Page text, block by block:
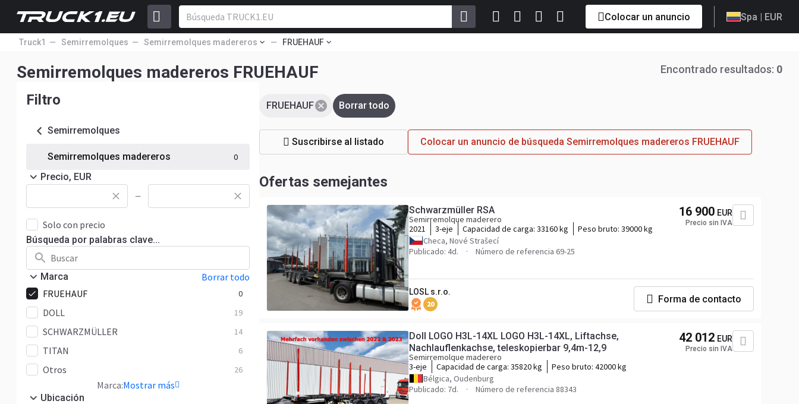
Colocar un anuncio Spa | EUR
Truck1 Semirremolques Semirremolques madereros FRUEHAUF
Semirremolques madereros FRUEHAUF Encontrado resultados: 0
Filtro
Semirremolques
Semirremolques madereros 0
Precio, EUR
—
Solo con precio
Búsqueda por palabras clave...
Marca
Borrar todo
FRUEHAUF
0
DOLL 19
SCHWARZMÜLLER 14
TITAN 6
Otros 26
Marca:Mostrar más
Ubicación
FRUEHAUF Borrar todo
Suscribirse al listado Colocar un anuncio de búsqueda Semirremolques madereros FRUEHAUF
Ofertas semejantes
Schwarzmüller RSA
Semirremolque maderero
2021
3-eje Capacidad de carga: 33160 kg Peso bruto: 39000 kg
Checa, Nové Strašecí
Publicado: 4d.
Número de referencia 69-25
16 900 EUR
Precio sin IVA
LOSL s.r.o.
20 Forma de contacto
Doll LOGO H3L-14XL LOGO H3L-14XL, Liftachse,
Nachlauflenkachse, teleskopierbar 9,4m-12,9
Semirremolque maderero
3-eje
Capacidad de carga: 35820 kg Peso bruto: 42000 kg
Bélgica, Oudenburg
Publicado: 7d.
Número de referencia 88343
42 012 EUR
Precio sin IVA